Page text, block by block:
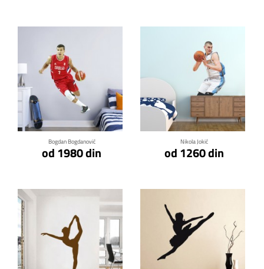
Bogdan Bogdanović
od 1980 din
Klikni za detalje
Nikola Jokić
od 1260 din
Klikni za detalje
Klikni za detalje